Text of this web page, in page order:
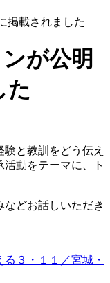
掲載されました
が公明
た
と教訓をどう伝え
動をテーマに、ト
どお話しいただき
３・１１／宮城・